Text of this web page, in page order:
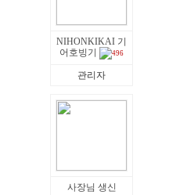
NIHONKIKAI 기
어호빙기
496
관리자
사장님 생신